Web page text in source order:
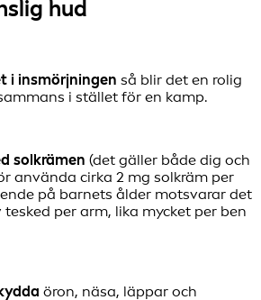
hud
i insmörjningen så blir det en rolig
i stället för en kamp.
solkrämen (det gäller både dig och
använda cirka 2 mg solkräm per
på barnets ålder motsvarar det
per arm, lika mycket per ben
öron, näsa, läppar och